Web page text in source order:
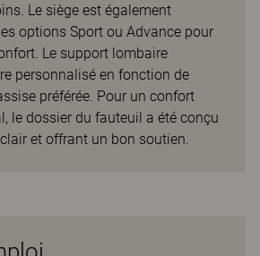
Le siège est également
options Sport ou Advance pour
Le support lombaire
personnalisé en fonction de
préférée. Pour un confort
le dossier du fauteuil a été conçu
et offrant un bon soutien.